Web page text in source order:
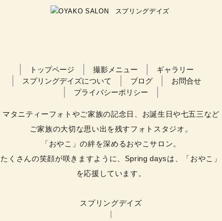
トップページ 撮影メニュー
ギャラリー
スプリングデイズについて
ブログ
お問合せ
プライバシーポリシー
マタニティーフォトやご家族の記念日、お誕生日や七五三など
ご家族の大切な思い出を残すフォトスタジオ。
「おやこ」の絆を深めるおやこサロン。
たくさんの笑顔が咲きますように、Spring daysは、「おやこ」
を応援しています。
スプリングデイズ